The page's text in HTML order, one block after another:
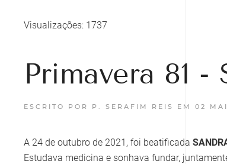
Visualizações: 1737
Primavera 81
ESCRITO POR P. SERAFIM REIS EM 02
A 24 de outubro de 2021, foi beatificada
Estudava medicina e sonhava fundar,